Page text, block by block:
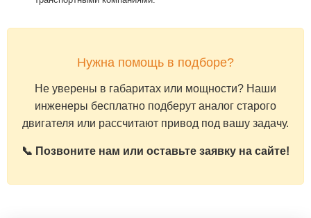
Нужна помощь в подборе?
Не уверены в габаритах или мощности? Наши
инженеры бесплатно подберут аналог старого
двигателя или рассчитают привод под вашу задачу.
📞 Позвоните нам или оставьте заявку на сайте!